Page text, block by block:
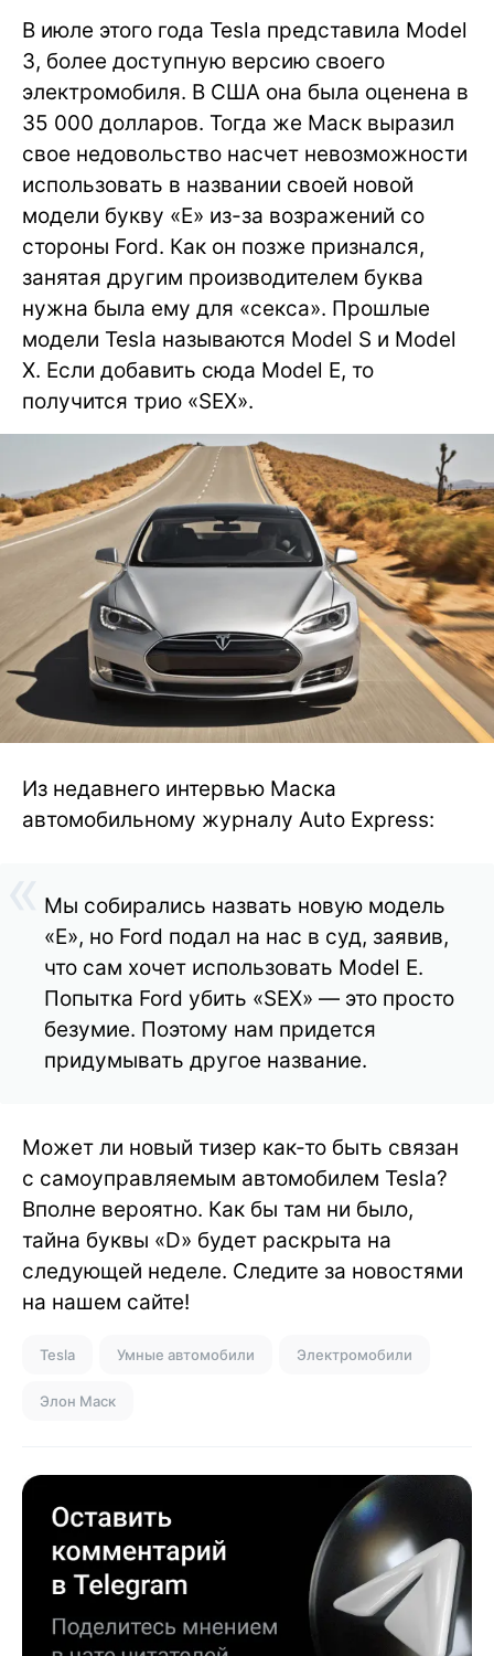
В июле этого года Tesla представила Model
3, более доступную версию своего
электромобиля. В США она была оценена в
35 000 долларов. Тогда же Маск выразил
свое недовольство насчет невозможности
использовать в названии своей новой
модели букву «Е» из-за возражений со
стороны Ford. Как он позже признался,
занятая другим производителем буква
нужна была ему для «секса». Прошлые
модели Tesla называются Model S и Model
X. Если добавить сюда Model E, то
получится трио «SEX».
Из недавнего интервью Маска
автомобильному журналу Auto Express:
Мы собирались назвать новую модель
«E», но Ford подал на нас в суд, заявив,
что сам хочет использовать Model E.
Попытка Ford убить «SEX» — это просто
безумие. Поэтому нам придется
придумывать другое название.
Может ли новый тизер как-то быть связан
с самоуправляемым автомобилем Tesla?
Вполне вероятно. Как бы там ни было,
тайна буквы «D» будет раскрыта на
следующей неделе. Следите за новостями
на нашем сайте!
Tesla Умные автомобили Электромобили
Элон Маск